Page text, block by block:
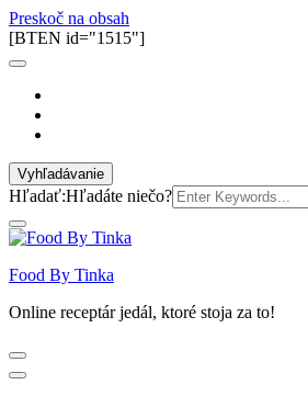
Preskoč na obsah
[BTEN id="1515"]
Vyhľadávanie
Hľadať:Hľadáte niečo?
Food By Tinka
Online receptár jedál, ktoré stoja za to!